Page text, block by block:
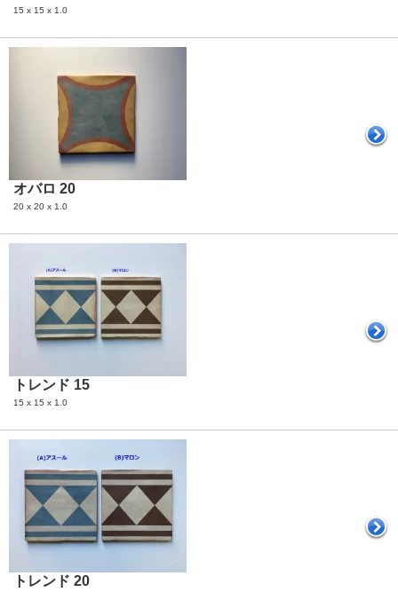
15 x 15 x 1.0
オバロ 20
20 x 20 x 1.0
トレンド 15
15 x 15 x 1.0
トレンド 20